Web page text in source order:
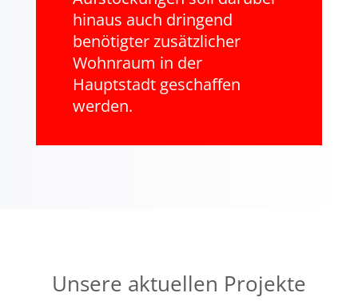
hinaus auch dringend
benötigter zusätzlicher
Wohnraum in der
Hauptstadt geschaffen
werden.
Unsere aktuellen Projekte